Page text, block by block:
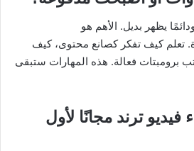
يظهر بديل. الأهم هو
تعلم كيف تفكر كصانع محتوى، كيف
برومبتات فعالة. هذه المهارات ستبقى
ترند مجانًا لأول